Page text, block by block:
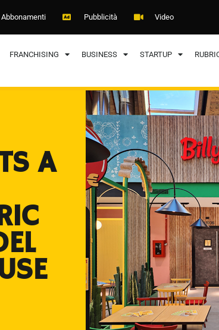
Abbonamenti Pubblicità Video
FRANCHISING BUSINESS STARTUP
A